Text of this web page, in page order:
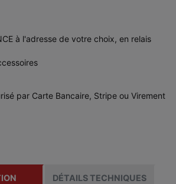
à l'adresse de votre choix, en relais
par Carte Bancaire, Stripe ou Virement
DÉTAILS TECHNIQUES